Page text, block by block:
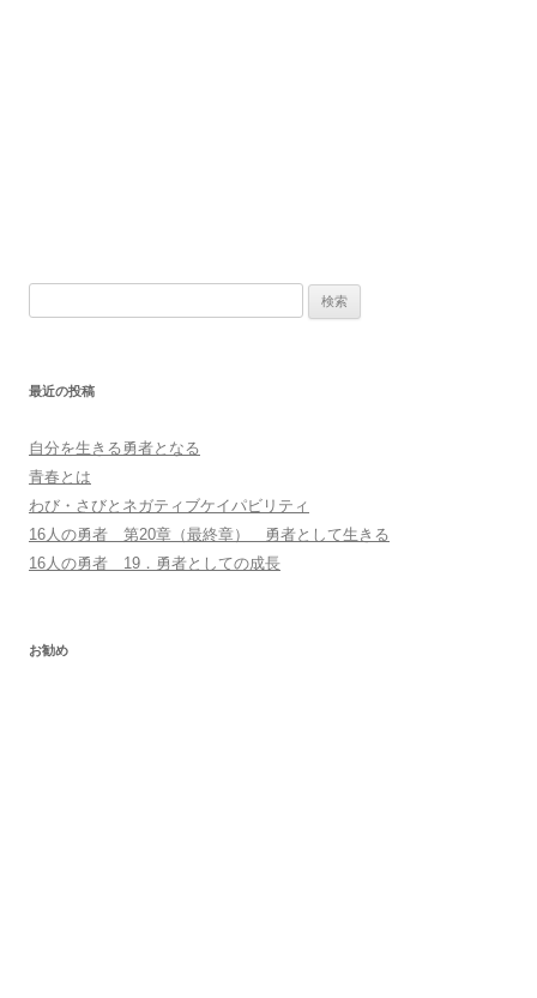
最近の投稿
自分を生きる勇者となる
青春とは
わび・さびとネガティブケイパビリティ
16人の勇者 第20章（最終章） 勇者として生きる
16人の勇者 19．勇者としての成長
お勧め